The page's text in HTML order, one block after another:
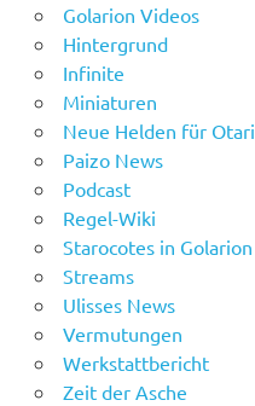
Golarion Videos
Hintergrund
Infinite
Miniaturen
Neue Helden für Otari
Paizo News
Podcast
Regel-Wiki
Starocotes in Golarion
Streams
Ulisses News
Vermutungen
Werkstattbericht
Zeit der Asche